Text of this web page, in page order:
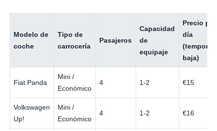
Modelo de
coche
Tipo de
carrocería
Pasajeros
Capacidad
de
equipaje
Precio por
día
baja)
Fiat Panda
Mini /
Económico
4 1-2 €15
Volkswagen
Up!
Mini /
Económico
4 1-2 €16